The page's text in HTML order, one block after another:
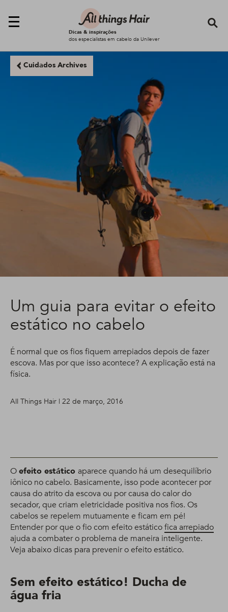
Dicas & inspirações
dos especialistas em cabelo da Unilever
Cuidados Archives
Um guia para evitar o efeito
estático no cabelo
É normal que os fios fiquem arrepiados depois de fazer
escova. Mas por que isso acontece? A explicação está na
física.
All Things Hair | 22 de março, 2016
Oefeito estático aparece quando há um desequilíbrio
iônico no cabelo. Basicamente, isso pode acontecer por
causa do atrito da escova ou por causa do calor do
secador, que criam eletricidade positiva nos fios. Os
cabelos se repelem mutuamente e ficam em pé!
Entender por que o fio com efeito estáticofica arrepiado
ajuda a combater o problema de maneira inteligente.
Veja abaixo dicas para prevenir o efeito estático.
Sem efeito estático! Ducha de
água fria